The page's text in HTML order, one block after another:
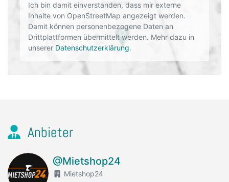
Ich bin damit einverstanden, dass mir externe
Inhalte von OpenStreetMap angezeigt werden.
Damit können personenbezogene Daten an
Drittplattformen übermittelt werden. Mehr dazu in
unserer Datenschutzerklärung.
Anbieter
@Mietshop24
Mietshop24